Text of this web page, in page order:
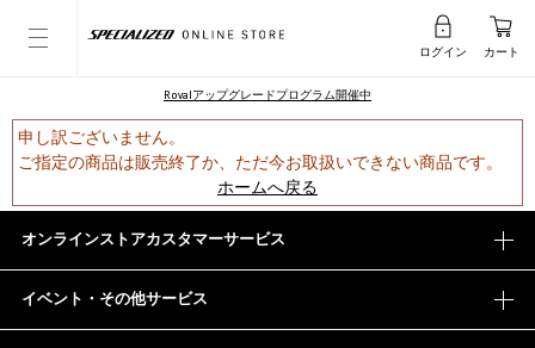
ログイン カート
Rovalアップグレードプログラム開催中
申し訳ございません。
ご指定の商品は販売終了か、ただ今お取扱いできない商品です。
ホームへ戻る
オンラインストアカスタマーサービス
イベント・その他サービス